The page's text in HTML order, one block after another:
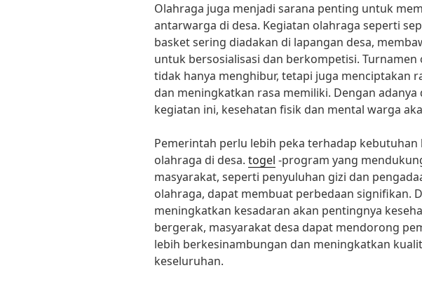
Olahraga juga menjadi sarana penting untuk
antarwarga di desa. Kegiatan olahraga seperti
basket sering diadakan di lapangan desa,
untuk bersosialisasi dan berkompetisi. Turnamen
tidak hanya menghibur, tetapi juga menciptakan
dan meningkatkan rasa memiliki. Dengan
kegiatan ini, kesehatan fisik dan mental warga
Pemerintah perlu lebih peka terhadap kebutuhan
olahraga di desa. togel -program yang
masyarakat, seperti penyuluhan gizi dan
olahraga, dapat membuat perbedaan signifikan.
meningkatkan kesadaran akan pentingnya
bergerak, masyarakat desa dapat mendorong
lebih berkesinambungan dan meningkatkan
keseluruhan.